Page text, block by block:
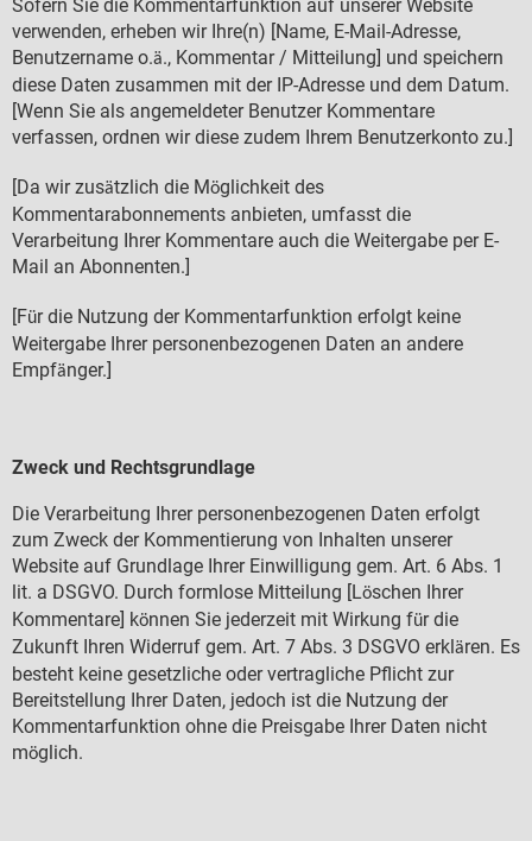
Sofern Sie die Kommentarfunktion auf unserer Website
verwenden, erheben wir Ihre(n) [Name, E-Mail-Adresse,
Benutzername o.ä., Kommentar / Mitteilung] und speichern
diese Daten zusammen mit der IP-Adresse und dem Datum.
[Wenn Sie als angemeldeter Benutzer Kommentare
verfassen, ordnen wir diese zudem Ihrem Benutzerkonto zu.]
[Da wir zusätzlich die Möglichkeit des
Kommentarabonnements anbieten, umfasst die
Verarbeitung Ihrer Kommentare auch die Weitergabe per E-
Mail an Abonnenten.]
[Für die Nutzung der Kommentarfunktion erfolgt keine
Weitergabe Ihrer personenbezogenen Daten an andere
Empfänger.]
Zweck und Rechtsgrundlage
Die Verarbeitung Ihrer personenbezogenen Daten erfolgt
zum Zweck der Kommentierung von Inhalten unserer
Website auf Grundlage Ihrer Einwilligung gem. Art. 6 Abs. 1
lit. a DSGVO. Durch formlose Mitteilung [Löschen Ihrer
Kommentare] können Sie jederzeit mit Wirkung für die
Zukunft Ihren Widerruf gem. Art. 7 Abs. 3 DSGVO erklären. Es
besteht keine gesetzliche oder vertragliche Pflicht zur
Bereitstellung Ihrer Daten, jedoch ist die Nutzung der
Kommentarfunktion ohne die Preisgabe Ihrer Daten nicht
möglich.